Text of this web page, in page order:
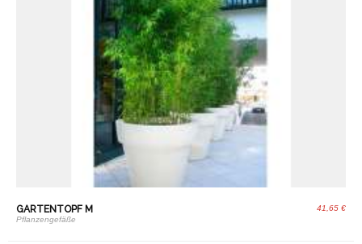
41,65 €
GARTENTOPF M
Pflanzengefäße